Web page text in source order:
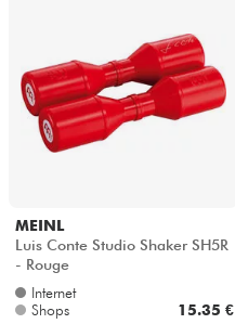
Synths & samplers
Studio
MEINL
Luis Conte Studio Shaker SH5R
- Rouge
Internet
Shops
15.35 €